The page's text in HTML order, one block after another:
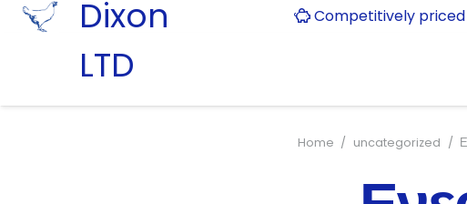
Dixon
LTD
Competitively
Home / uncategorized /